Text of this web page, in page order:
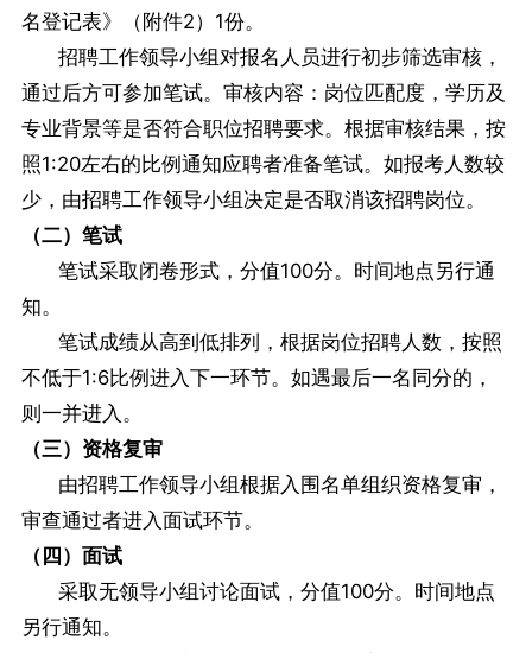
名登记表》（附件2）1份。
招聘工作领导小组对报名人员进行初步筛选审核，
通过后方可参加笔试。审核内容：岗位匹配度，学历及
专业背景等是否符合职位招聘要求。根据审核结果，按
照1:20左右的比例通知应聘者准备笔试。如报考人数较
少，由招聘工作领导小组决定是否取消该招聘岗位。
（二）笔试
笔试采取闭卷形式，分值100分。时间地点另行通
知。
笔试成绩从高到低排列，根据岗位招聘人数，按照
不低于1:6比例进入下一环节。如遇最后一名同分的，
则一并进入。
（三）资格复审
由招聘工作领导小组根据入围名单组织资格复审，
审查通过者进入面试环节。
（四）面试
采取无领导小组讨论面试，分值100分。时间地点
另行通知。